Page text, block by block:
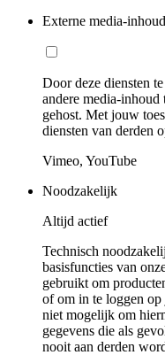
Externe media-inhoud
Door deze diensten
andere media-
gehost. Met jouw
diensten van derden
Vimeo, YouTube
Noodzakelijk
Altijd actief
Technisch
basisfuncties van
gebruikt om
of om in te loggen
niet mogelijk om
gegevens die als
nooit aan derden